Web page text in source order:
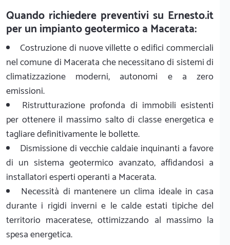
Quando richiedere preventivi su Ernesto.it
per un impianto geotermico a Macerata:
Costruzione di nuove villette o edifici commerciali
nel comune di Macerata che necessitano di sistemi di
climatizzazione moderni, autonomi e a zero
emissioni.
Ristrutturazione profonda di immobili esistenti
per ottenere il massimo salto di classe energetica e
tagliare definitivamente le bollette.
Dismissione di vecchie caldaie inquinanti a favore
di un sistema geotermico avanzato, affidandosi a
installatori esperti operanti a Macerata.
Necessità di mantenere un clima ideale in casa
durante i rigidi inverni e le calde estati tipiche del
territorio maceratese, ottimizzando al massimo la
spesa energetica.